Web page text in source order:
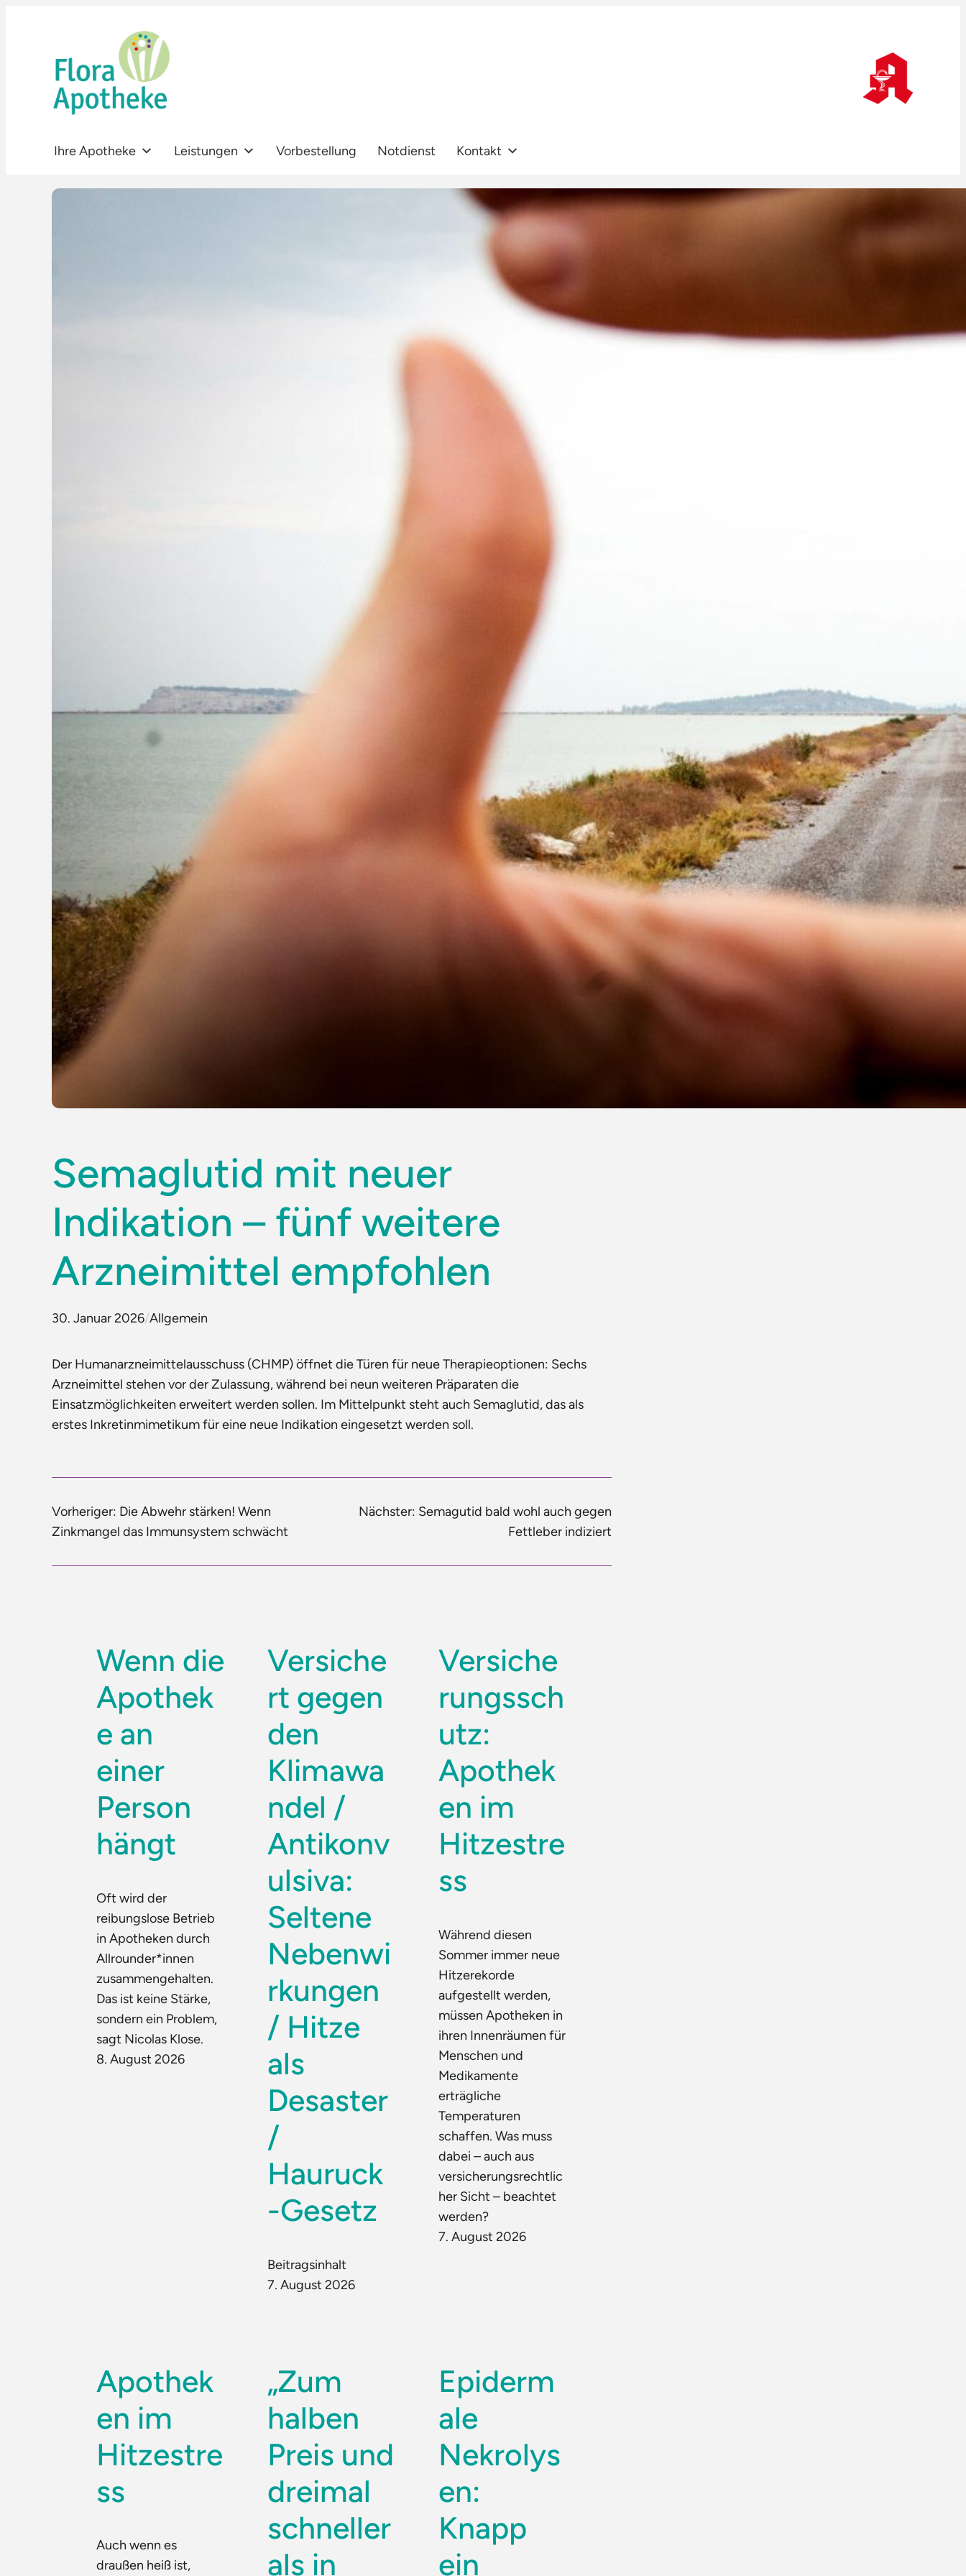
Ihre Apotheke Leistungen Vorbestellung Notdienst Kontakt
Semaglutid mit neuer
Indikation – fünf weitere
Arzneimittel empfohlen
30. Januar 2026/Allgemein
Der Humanarzneimittelausschuss (CHMP) öffnet die Türen für neue Therapieoptionen: Sechs
Arzneimittel stehen vor der Zulassung, während bei neun weiteren Präparaten die
Einsatzmöglichkeiten erweitert werden sollen. Im Mittelpunkt steht auch Semaglutid, das als
erstes Inkretinmimetikum für eine neue Indikation eingesetzt werden soll.
Vorheriger: Die Abwehr stärken! Wenn
Zinkmangel das Immunsystem schwächt
Nächster: Semagutid bald wohl auch gegen
Fettleber indiziert
Wenn die
Apothek
e an
einer
Person
hängt
Oft wird der
reibungslose Betrieb
in Apotheken durch
Allrounder*innen
zusammengehalten.
Das ist keine Stärke,
sondern ein Problem,
sagt Nicolas Klose.
8. August 2026
Versiche
rt gegen
den
Klimawa
ndel /
Antikonv
ulsiva:
Seltene
Nebenwi
rkungen
/ Hitze
als
Desaster
/
Hauruck
-Gesetz
Beitragsinhalt
7. August 2026
Versiche
rungssch
utz:
Apothek
en im
Hitzestre
ss
Während diesen
Sommer immer neue
Hitzerekorde
aufgestellt werden,
müssen Apotheken in
ihren Innenräumen für
Menschen und
Medikamente
erträgliche
Temperaturen
schaffen. Was muss
dabei – auch aus
versicherungsrechtlic
her Sicht – beachtet
werden?
7. August 2026
Apothek
en im
Hitzestre
ss
Auch wenn es
draußen heiß ist,
„Zum
halben
Preis und
dreimal
schneller
als in
Epiderm
ale
Nekrolys
en:
Knapp
ein
Wenn die Apotheke an einer Person hängt
„Zum halben Preis und dreimal schneller